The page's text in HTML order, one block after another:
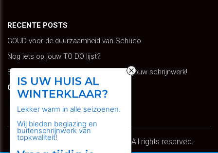
RECENTE POSTS
GOUD voor de duurzaamheid van Schüco
Nog iets op jouw TO DO lijst?
Blijf schitteren: Geef kleur en leven aan jouw schrijnwerk!
GOOGLE TRANSLATE
Copyright © 2026 Schiffeleers. All rights reserved.
IS UW HUIS AL
WINTERKLAAR?
Lekker warm in alle seizoenen.
Wij bieden beglazing en
buitenschrijnwerk van
topkwaliteit!